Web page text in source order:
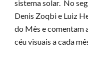
sistema solar. No
Denis Zoqbi e Luiz
do Mês e comentam
céu visuais a cada